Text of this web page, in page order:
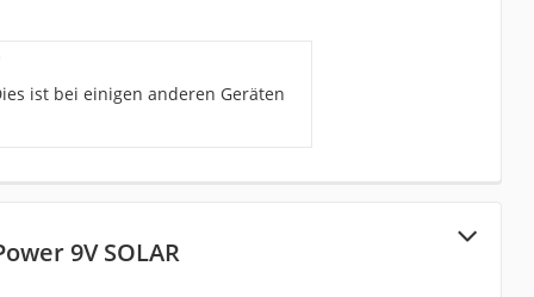
ist bei einigen anderen Geräten
9V SOLAR